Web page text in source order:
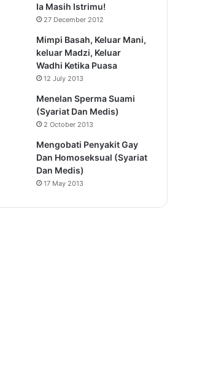
Ia Masih Istrimu!
27 December 2012
Mimpi Basah, Keluar Mani,
keluar Madzi, Keluar
Wadhi Ketika Puasa
12 July 2013
Menelan Sperma Suami
(Syariat Dan Medis)
2 October 2013
Mengobati Penyakit Gay
Dan Homoseksual (Syariat
Dan Medis)
17 May 2013